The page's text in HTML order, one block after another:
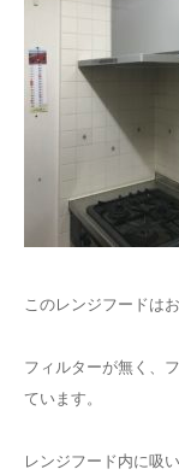
このレンジフードは
フィルターが無く、
ています。
レンジフード内に吸